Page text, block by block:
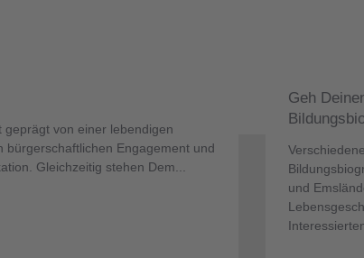
von einer lebendigen
bürgerschaftlichen Engagement und
Gleichzeitig stehen Dem...
Geh
und